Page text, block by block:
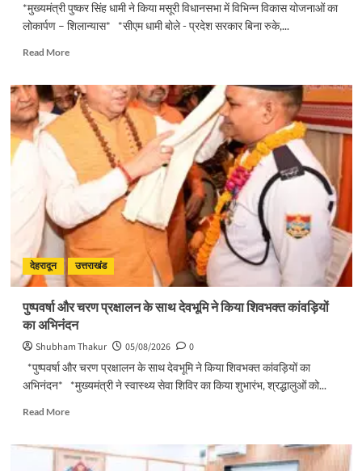
*मुख्यमंत्री पुष्कर सिंह धामी ने किया मसूरी विधानसभा में विभिन्न विकास योजनाओं का
लोकार्पण – शिलान्यास* *सीएम धामी बोले - प्रदेश सरकार बिना रुके,...
Read MoreRead
मुख्यमंत्री
पुष्कर
ने
किया
मसूरी
विधानसभा
विभिन्न
विकास
योजनाओं
का
–
शिलान्यास
देहरादून उत्तराखंड
पुष्पवर्षा और चरण प्रक्षालन के साथ देवभूमि ने किया शिवभक्त कांवड़ियों
का अभिनंदन
Shubham Thakur 05/08/2026
0
*पुष्पवर्षा और चरण प्रक्षालन के साथ देवभूमि ने किया शिवभक्त कांवड़ियों का
अभिनंदन* *मुख्यमंत्री ने स्वास्थ्य सेवा शिविर का किया शुभारंभ, श्रद्धालुओं को...
Read MoreRead
पुष्पवर्षा